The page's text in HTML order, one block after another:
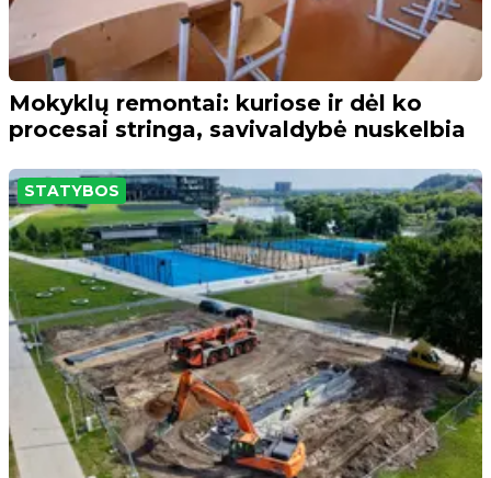
Mokyklų remontai: kuriose ir dėl ko
procesai stringa, savivaldybė nuskelbia
STATYBOS